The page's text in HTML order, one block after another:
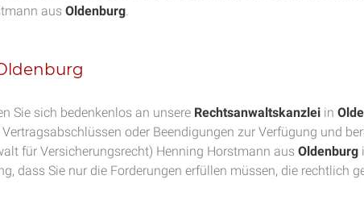
aus Oldenburg.
Sie sich bedenkenlos an unsere Rechtsanwaltskanzlei in
oder Beendigungen zur Verfügung und
für Versicherungsrecht) Henning Horstmann aus Oldenburg
dass Sie nur die Forderungen erfüllen müssen, die rechtlich